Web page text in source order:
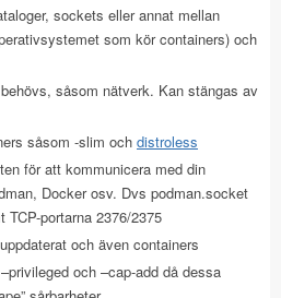
sockets eller annat mellan
som kör containers) och
såsom nätverk. Kan stängas av
såsom -slim och distroless
för att kommunicera med din
Docker osv. Dvs podman.socket
portarna 2376/2375
och även containers
och –cap-add då dessa